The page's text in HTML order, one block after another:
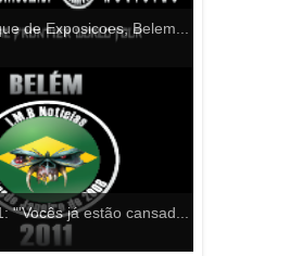
de Exposicoes, Belem...
"'Vocês já estão cansad...